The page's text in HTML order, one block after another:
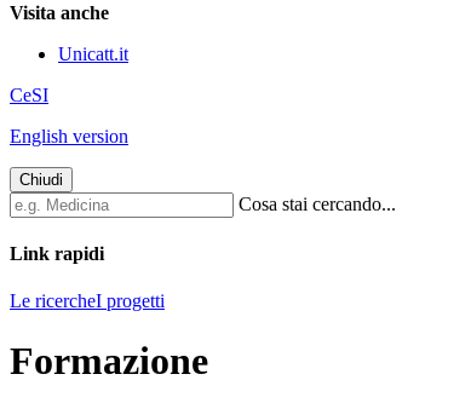
Visita anche
Unicatt.it
CeSI
English version
Chiudi
Cosa stai cercando...
Link rapidi
Le ricercheI progetti
Formazione